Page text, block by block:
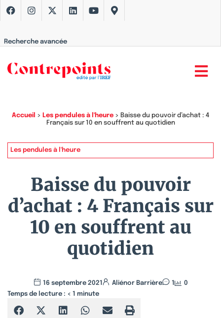
Recherche avancée
Accueil > Les pendules à l'heure > Baisse du pouvoir d’achat : 4
Français sur 10 en souffrent au quotidien
Les pendules à l'heure
Baisse du pouvoir
d’achat : 4 Français sur
10 en souffrent au
quotidien
16 septembre 2021 Aliénor Barrière 1
0
Temps de lecture : < 1 minute